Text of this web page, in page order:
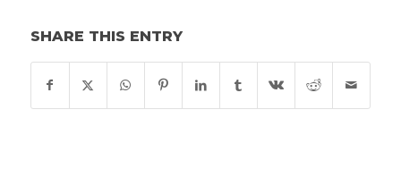
SHARE THIS ENTRY